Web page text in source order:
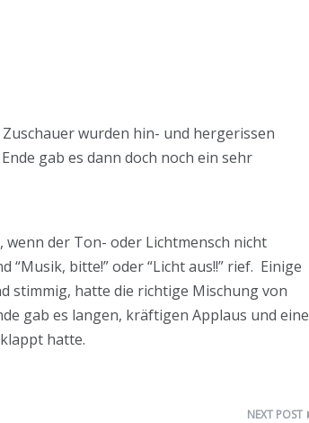
wurden hin- und hergerissen
gab es dann doch noch ein sehr
der Ton- oder Lichtmensch nicht
bitte!” oder “Licht aus!!” rief. Einige
stimmig, hatte die richtige Mischung von
gab es langen, kräftigen Applaus und eine
hatte.